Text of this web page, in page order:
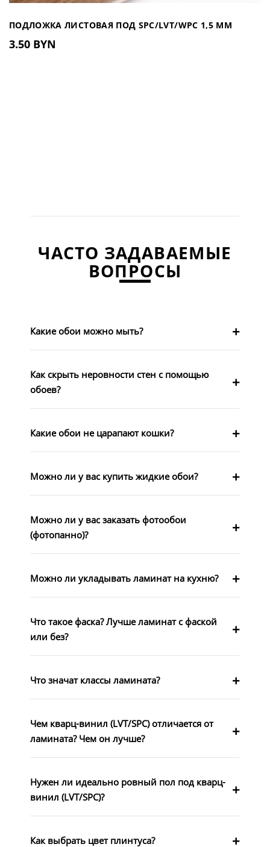
ПОДЛОЖКА ЛИСТОВАЯ ПОД SPC/LVT/WPC 1,5 ММ
3.50 BYN
ЧАСТО ЗАДАВАЕМЫЕ
ВОПРОСЫ
Какие обои можно мыть?
Как скрыть неровности стен с помощью
обоев?
Какие обои не царапают кошки?
Можно ли у вас купить жидкие обои?
Можно ли у вас заказать фотообои
(фотопанно)?
Можно ли укладывать ламинат на кухню?
Что такое фаска? Лучше ламинат с фаской
или без?
Что значат классы ламината?
Чем кварц-винил (LVT/SPC) отличается от
ламината? Чем он лучше?
Нужен ли идеально ровный пол под кварц-
винил (LVT/SPC)?
Как выбрать цвет плинтуса?